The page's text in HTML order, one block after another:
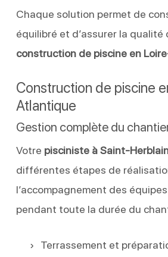
Chaque solution permet de
équilibré et d’assurer la qualité
construction de piscine en
Construction de piscine
Atlantique
Gestion complète du
Votre pisciniste à Saint-
différentes étapes de
l’accompagnement des équipes
pendant toute la durée du
Terrassement et